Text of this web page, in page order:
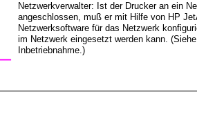
Netzwerkverwalter: Ist der Drucker an ein
angeschlossen, muß er mit Hilfe von HP
Netzwerksoftware für das Netzwerk
im Netzwerk eingesetzt werden kann.
Inbetriebnahme.)